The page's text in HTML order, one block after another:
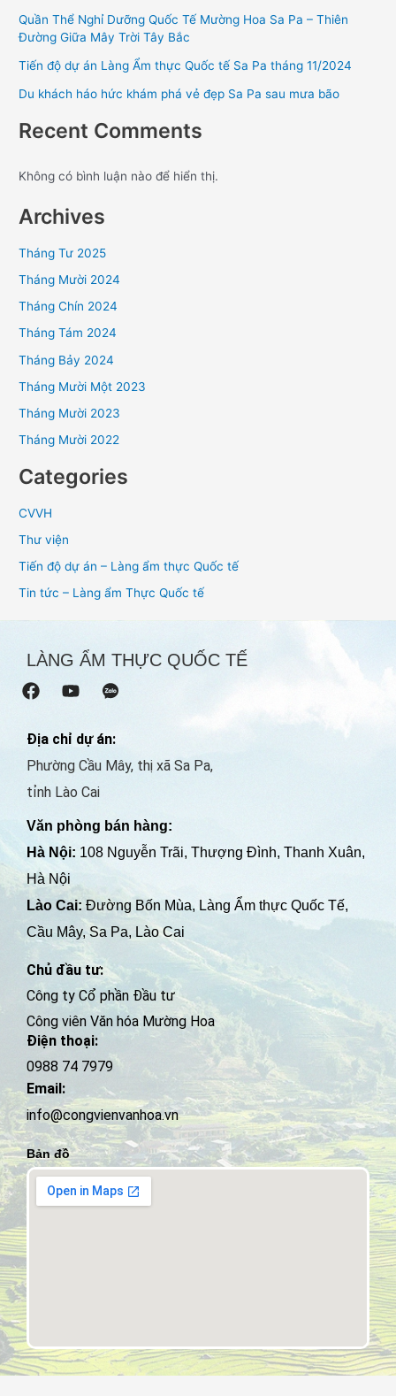
Quần Thể Nghỉ Dưỡng Quốc Tế Mường Hoa Sa Pa – Thiên
Đường Giữa Mây Trời Tây Bắc
Tiến độ dự án Làng Ẩm thực Quốc tế Sa Pa tháng 11/2024
Du khách háo hức khám phá vẻ đẹp Sa Pa sau mưa bão
Recent Comments
Không có bình luận nào để hiển thị.
Archives
Tháng Tư 2025
Tháng Mười 2024
Tháng Chín 2024
Tháng Tám 2024
Tháng Bảy 2024
Tháng Mười Một 2023
Tháng Mười 2023
Tháng Mười 2022
Categories
CVVH
Thư viện
Tiến độ dự án – Làng ẩm thực Quốc tế
Tin tức – Làng ẩm Thực Quốc tế
LÀNG ẨM THỰC QUỐC TẾ
F
a
e
b
o
o
Y
o
t
b
e
Địa chỉ dự án:
Phường Cầu Mây, thị xã Sa Pa,
tỉnh Lào Cai
Văn phòng bán hàng:
Hà Nội: 108 Nguyễn Trãi, Thượng Đình, Thanh Xuân,
Hà Nội
Lào Cai: Đường Bốn Mùa, Làng Ẩm thực Quốc Tế,
Cầu Mây, Sa Pa, Lào Cai
Chủ đầu tư:
Công ty Cổ phần Đầu tư
Công viên Văn hóa Mường Hoa
Điện thoại:
0988 74 7979
Email:
info@congvienvanhoa.vn
Bản đồ